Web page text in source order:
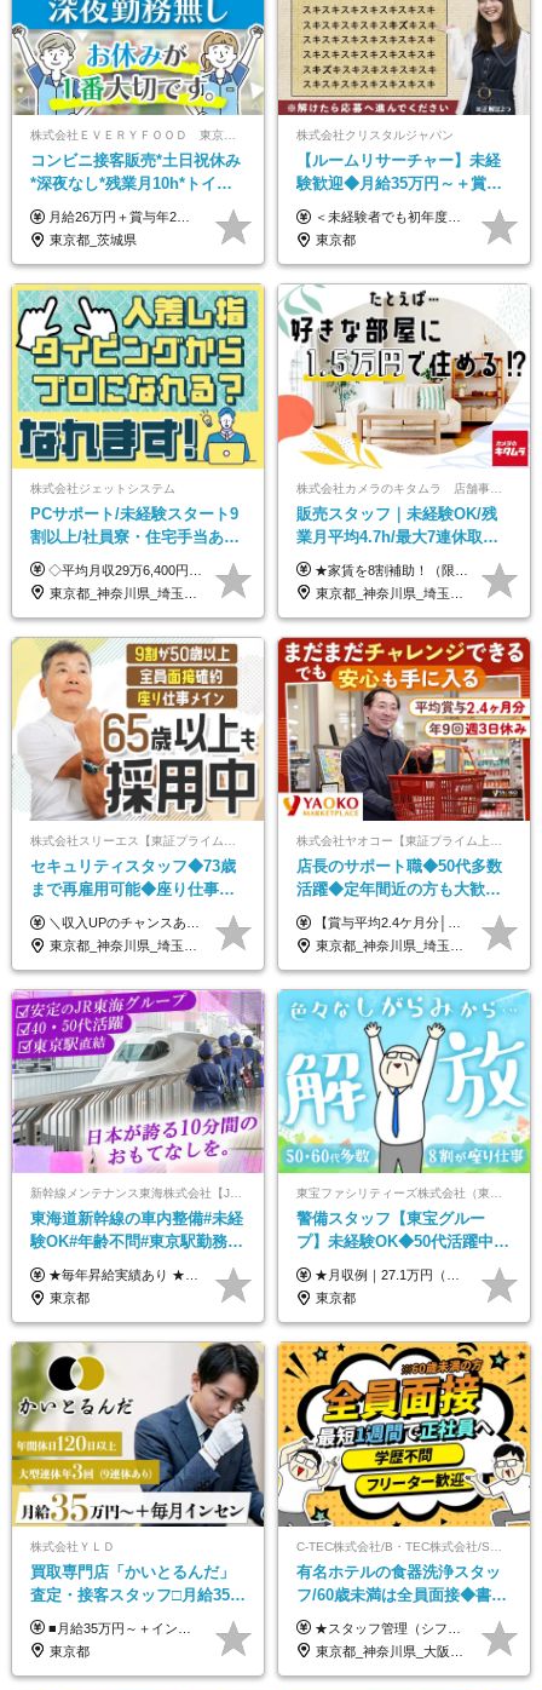
株式会社ＥＶＥＲＹＦＯＯＤ 東京本社
コンビニ接客販売*土日祝休み
*深夜なし*残業月10h*トイレ
掃除なしで無理なく働ける正
社員
月給26万円＋賞与年2回＋交通費全額支給 役職の有無にかかわらず、日々の頑張りは正当に評価し、 毎年1回（12月）の昇給で給与にしっかり反映◎ リーダー・店長昇格後は等級に合わせて給料UP＋役職手当を支給します。 ※経験・スキルを考慮の上、決定します ※上記金額には固定残業代（21時間分・3万7300円以上）を含みます。超過分は別途全額支給します ※試用期間3ヶ月間あり（期間中の給与・待遇に差異はありません）
東京都_茨城県
株式会社クリスタルジャパン
【ルームリサーチャー】未経
験歓迎◆月給35万円～＋賞与
年2回◆20代～30代男性活躍中
◆残業月10h程度
＜未経験者でも初年度年収490万円～＞ ◆月給35万円～月給65万円＋賞与年2回 今までのご経験に応じて、年収は650万以上を想定しております。 面接にて今までのご経験やこれからの展望について色々とお話しできればと思います！ ※経験・スキルに応じて加給・優遇いたします ※試用期間3ヶ月(その間の給与・待遇に差異はありません) ※上記月給には、固定残業代（月45時間分／8.8万円～16.5万円）を含みます。 ※超過分は別途全額支給いたします ＼＼成果や頑張りによって、月給や賞与額もすぐにUP！／／ 将来的に…なんてのんびりしたことは言いません！ 今のリアルな生活が変わっていく実感がありますので、 頑張り甲斐があると思います。 【固定残業代について】 固定残業45時間分（88,000円～165,000円）を含む ※超過分は別途全額支給
東京都
株式会社ジェットシステム
PCサポート/未経験スタート9
割以上/社員寮・住宅手当あり/
正社員デビューOK/20代～30
代活躍中/全国募集
◇平均月収29万6,400円(各種手当含む) ◇住宅手当⇒最大家賃の半額支給 ◇賞与年2回支給 ■月給22万5,000円以上＋地域手当＋時間外手当＋住宅手当＋家族手当 ※経験やスキルに応じて給与を決定します ※試用期間2ヶ月あり（期間内は時給1,060円以上となります） └地域により上がる可能性があり／例：東京都時給1,370円 └その他待遇に差異なし ＜モデル月収例＞ 1年目：296,400円 3年目：320,000円 【固定残業代について】 なし（残業代は、実際の労働時間に応じて別途全額支給）
東京都_神奈川県_埼玉県_千葉県_大阪府_愛知県_北海道_青森県_岩手県_宮城県_秋田県_山形県_福島県_茨城県_群馬県_新潟県_山梨県_長野県_富山県_石川県_静岡県_岐阜県_三重県_兵庫県_京都府_滋賀県_奈良県_和歌山県_広島県_岡山県_鳥取県_島根県_山口県_徳島県_香川県_愛媛県_高知県_福岡県_熊本県_佐賀県_長崎県_大分県_宮崎県_沖縄県
販売スタッフ｜未経験OK/残
業月平均4.7h/最大7連休取得
可/全国募集/家賃8割を会社が
負担/賞与年2回
★家賃を8割補助！（限度額は地域により異なる） ※転勤による引っ越しが発生する場合 ＝＝＝＝＝＝＝＝＝＝＝＝＝＝＝＝＝＝＝＝＝＝＝ 例えば、家賃7.5万円なら6万円は会社で負担。 あなたが支払うのは、たったの1.5万円です！ 年間では自己負担額が約72万ほどお得になります！ ＝＝＝＝＝＝＝＝＝＝＝＝＝＝＝＝＝＝＝＝＝＝＝ 月給22万8,700円～26万3,100円＋賞与年2回（初回の支給は当社規定による）＋残業手当 ＜実際の給与例＞ *24歳:月給23万4,700円＋賞与年2回（初回の支給は当社規定による）＋残業手当＋諸手当 ※上記はあくまで参考月給です。ご経歴・年齢を考慮し、当社規定により決定します ※評価により昇給あり ※残業代は別途支給あり ※試用期間2ヶ月あり（期間中の給与・待遇に差異はありません） 【実在する社員の年収モデル】 年収530万円（30歳） 年収820万円（40歳） 【入社時の想定年収】 330万円～900万円
東京都_神奈川県_埼玉県_千葉県_大阪府_愛知県_北海道_青森県_宮城県_秋田県_山形県_茨城県_群馬県_新潟県_長野県_富山県_静岡県_三重県_兵庫県_京都府_広島県_岡山県_鳥取県_山口県_徳島県_香川県_愛媛県_福岡県_熊本県_佐賀県_長崎県_大分県_宮崎県_鹿児島県
セキュリティスタッフ◆73歳
まで再雇用可能◆座り仕事中
心◆東証プライム上場G◆応
募者全員面接◆賞与年2回
＼収入UPのチャンスあり◎昇給も可能です！／ ◆正社員 月給(地域による）＋グレード手当、深夜手当、残業代（全額支給）等の各種手当＋賞与年2回 ＜東京都／神奈川県（横浜市）＞ 月給21万4000円～27万円 ＜埼玉県／千葉県＞ 月給19万90000円～25万1000円 ＜栃木県／茨城県／山梨県＞ 月給18万4000円～23万6000円 【試用期間】 正社員：3ヵ月 アルバイト：なし ※試用期間と本採用後の給与・待遇に差異はありません ※グレード手当、深夜手当の詳細額は面接にてご案内させていただきます ※正社員は60歳定年のため、60代の方は嘱託社員での採用です。給与条件は嘱託給与となり、退職金と賞与がありません ＼正社員は「グレード認定制」という評価あり！制度勤続年数等に応じて入社時から手当を支給／ ◆グレードI：＋2000円（入社時～） ◆グレードII：＋5000円（在籍1年以上＆当社基準に当てはまる方） ◆グレードIII：＋1万円（社内試験の合格者） ◆アルバイト・パート 東京都:時給1226円 神奈川県:時給1225円 千葉県：時給1140円 埼玉県:時給1141円 栃木県:1068円 茨城県:1074円 山梨県:1052円
東京都_神奈川県_埼玉県_千葉県_茨城県_栃木県_山梨県
店長のサポート職◆50代多数
活躍◆定年間近の方も大歓
迎！◆出勤はお昼から◆平均
賞与2.4ヶ月分◆残業少なめ
【賞与平均2.4ケ月分│決算賞与も20年以上連続で支給中！】 ＜月収例＞ 月収29万円（地域限定正社員／残業代・各種手当含む） 月収26万円（契約社員／残業代・各種手当含む） ◆月給：月給258,400円～361,500円＋残業代＋各種手当 ※給与は前職での経験、スキルを考慮し、決定します ※残業代は全額支給します ※契約社員としてご入社いただく方は、賞与額に差異あり。詳細は面接でお話しします ※試用期間3ヶ月あり。条件に変更はありません ※契約社員の場合：契約期間12カ月（更新あり） ※60歳未満でご入社いただいた方も、60歳になったタイミングで雇用形態は契約社員に切り替えとなります。
東京都_神奈川県_埼玉県_千葉県_茨城県_栃木県_群馬県
新幹線メンテナンス東海株式会社【JR東海グループ】
東海道新幹線の車内整備#未経
験OK#年齢不問#東京駅勤務
#59歳まで正社員登用可＆登用
実績多数！
★毎年昇給実績あり ★入社3年で430万円も可(正社員登用された場合) ■入社時月収例：25万2840円(1万2040円×21日)＋賞与支給実績有（年2回・2025年度） 日給1万2040円 ※別途「超過勤務手当、祝繁手当、特殊手当」の支給有 ※試用期間中（2ヶ月）の待遇・雇用形態に差異はございません
東京都
東宝ファシリティーズ株式会社（東宝株式会社100％出資）
警備スタッフ【東宝グルー
プ】未経験OK◆50代活躍中
◆1勤務で2日分休み◆8割が座
り仕事◆賞与年2回
★月収例｜27.1万円（月給+残業代2.4万円+資格手当0.2万円+家族手当0.85万円） ★賞与年2回＆充実した手当あり！ ■月給23万6,500円～＋賞与年2回＋各種手当 ┗月給には職務手当19,500円、調整手当15,000円、住宅手当18,500円、契約社員手当1,500円を含みます ※試用期間4ヶ月(期間中の給与・待遇の差異はありません) ━━━━━━━━━━ 各種手当も充実！ ━━━━━━━━━━ ★家族手当 ★役付手当 ★資格手当 ★年末年始勤務手当 ★交通費支給（月5万円以内／6ヶ月分の定期代を支給） ★残業・深夜残業手当（全額支給） ━━━━━━━━━━ 給与支給日は毎月25日です ━━━━━━━━━━ 例：1月1日付入社の場合 1月25日に基本給+変動しない手当を支給 2月25日に前月分の残業手当など変動する手当を支給
東京都
株式会社ＹＬＤ
買取専⾨店「かいとるんだ」
査定・接客スタッフ□⽉給35万
円以上＋毎⽉インセン□年休
120日以上□土日休み
■月給35万円～＋インセンティブ＋各種手当 ※固定残業代（月45時間分87,600円～）を含む。超過した場合は別途残業代を支給いたします ※経験・年齢などを考慮の上、決定します ※試用期間3ヶ月あり（待遇に変動なし）
東京都
有名ホテルの食器洗浄スタッ
フ/60歳未満は全員面接◆書類
選考なし◆ブランクOK◆月25
万～ ◆40～50代活躍
★スタッフ管理（シフト調整など）の経験があれば【月給28万円以上】 ★賞与支給実績：基本給の2ヶ月分～3ヶ月分 ＝＝ライフスタイルに合わせて働き方を選べます＝＝ ■正社員 ＜未経験者＞月給25万円～35万円＋賞与年2回 ＜経験者＞月給28万円～35万円＋賞与年2回 ※経験やスキルに応じて決定します ※残業代全額支給 ※試用期間（3ヶ月間）中の雇用形態や待遇に差異はありません ※正社員の場合、転勤の可能性あり ■契約社員 月給22万円～＋残業代全額支給 ※契約社員の場合、賞与の支給および転勤の可能性はありません ※勤務時間や勤務日数の希望があればご相談に応じます ※試用期間なし ※契約の更新 有(勤務状況により判断する) 更新上限 有(通算契約期間の上限 1年/更新回数の上限 なし)
東京都_神奈川県_大阪府_愛知県_北海道_京都府_福岡県_沖縄県